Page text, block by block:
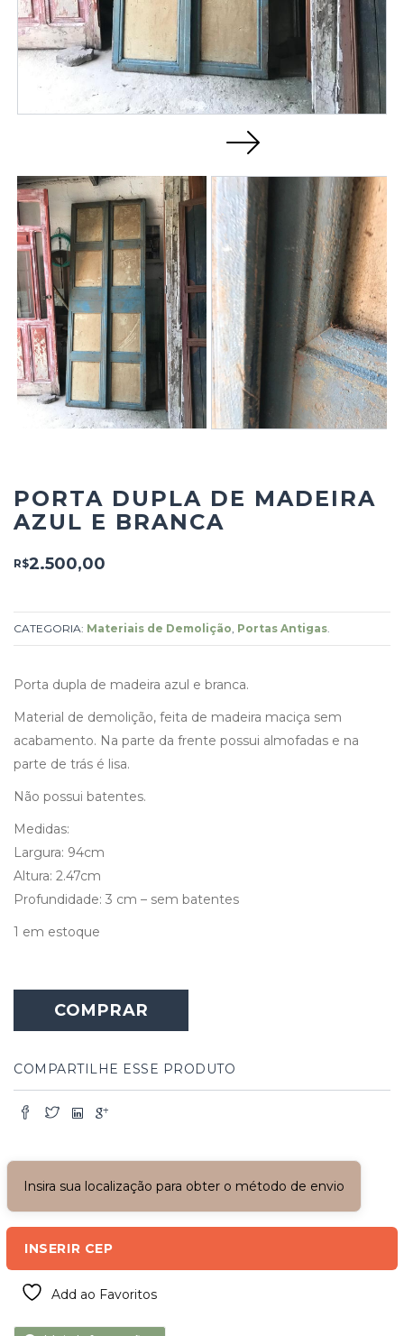
PORTA DUPLA DE MADEIRA
AZUL E BRANCA
R$2.500,00
CATEGORIA: Materiais de Demolição Portas Antigas
Porta dupla de madeira azul e branca.
Material de demolição, feita de madeira maciça sem
acabamento. Na parte da frente possui almofadas e na
parte de trás é lisa.
Não possui batentes.
Medidas:
Largura: 94cm
Altura: 2.47cm
Profundidade: 3 cm – sem batentes
1 em estoque
COMPRAR
COMPARTILHE ESSE PRODUTO
Insira sua localização para obter o método de envio
INSERIR CEP
Add ao Favoritos